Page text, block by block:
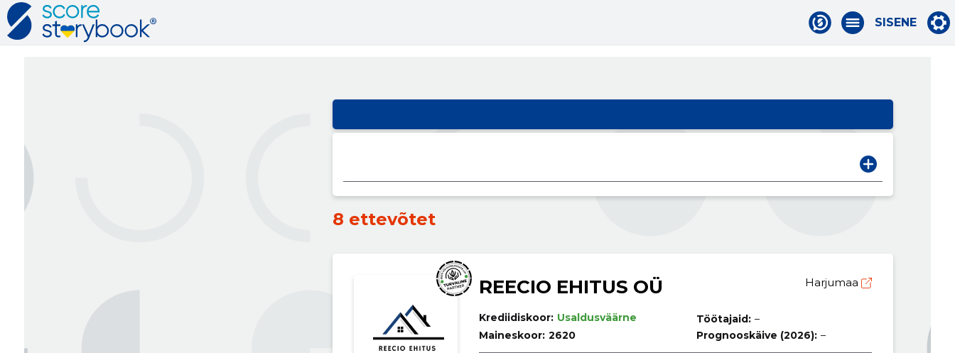
SISENE
8 ettevõtet
REECIO EHITUS OÜ Harjumaa
Krediidiskoor: Usaldusväärne
Maineskoor: 2620
Töötajaid: –
Prognooskäive (2026): –